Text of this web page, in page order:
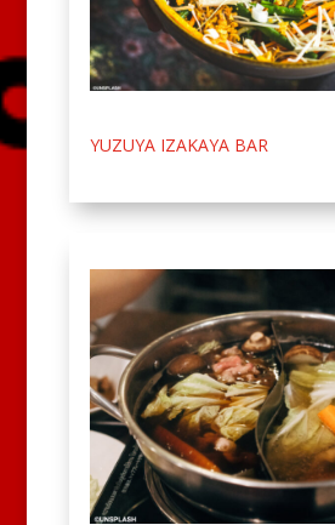
YUZUYA IZAKAYA BAR